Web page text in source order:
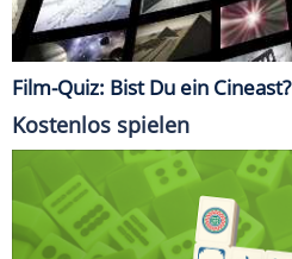
Film-Quiz: Bist Du ein Cineast?
Kostenlos spielen